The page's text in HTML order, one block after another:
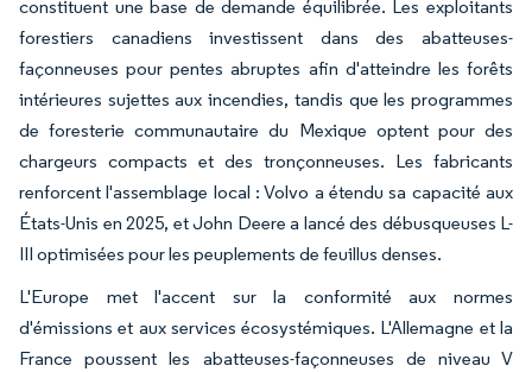
constituent une base de demande équilibrée. Les exploitants
forestiers canadiens investissent dans des abatteuses-
façonneuses pour pentes abruptes afin d'atteindre les forêts
intérieures sujettes aux incendies, tandis que les programmes
de foresterie communautaire du Mexique optent pour des
chargeurs compacts et des tronçonneuses. Les fabricants
renforcent l'assemblage local : Volvo a étendu sa capacité aux
États-Unis en 2025, et John Deere a lancé des débusqueuses L-
III optimisées pour les peuplements de feuillus denses.
L'Europe met l'accent sur la conformité aux normes
d'émissions et aux services écosystémiques. L'Allemagne et la
France poussent les abatteuses-façonneuses de niveau V